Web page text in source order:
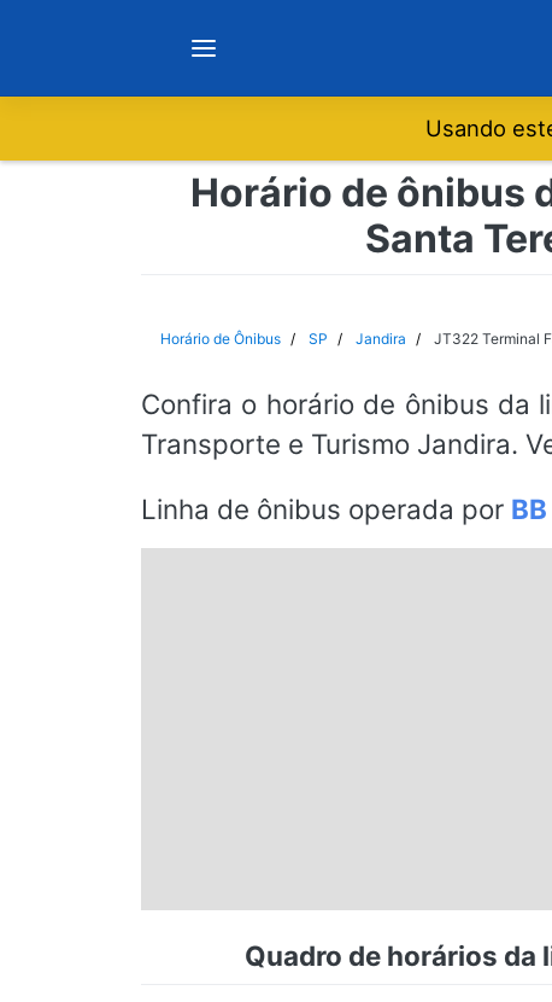
Notícias
São Paulo
Espírito Santo
Usando
Horário de ônibus
Santa
Horário de Ônibus SP Jandira JT322 Terminal
Confira o horário de ônibus da
Transporte e Turismo Jandira.
Linha de ônibus operada por
Quadro de horários da